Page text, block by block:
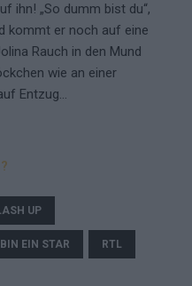
ihn! „So dumm bist du“,
kommt er noch auf eine
Rauch in den Mund
wie an einer
Entzug…
UP
EIN STAR RTL